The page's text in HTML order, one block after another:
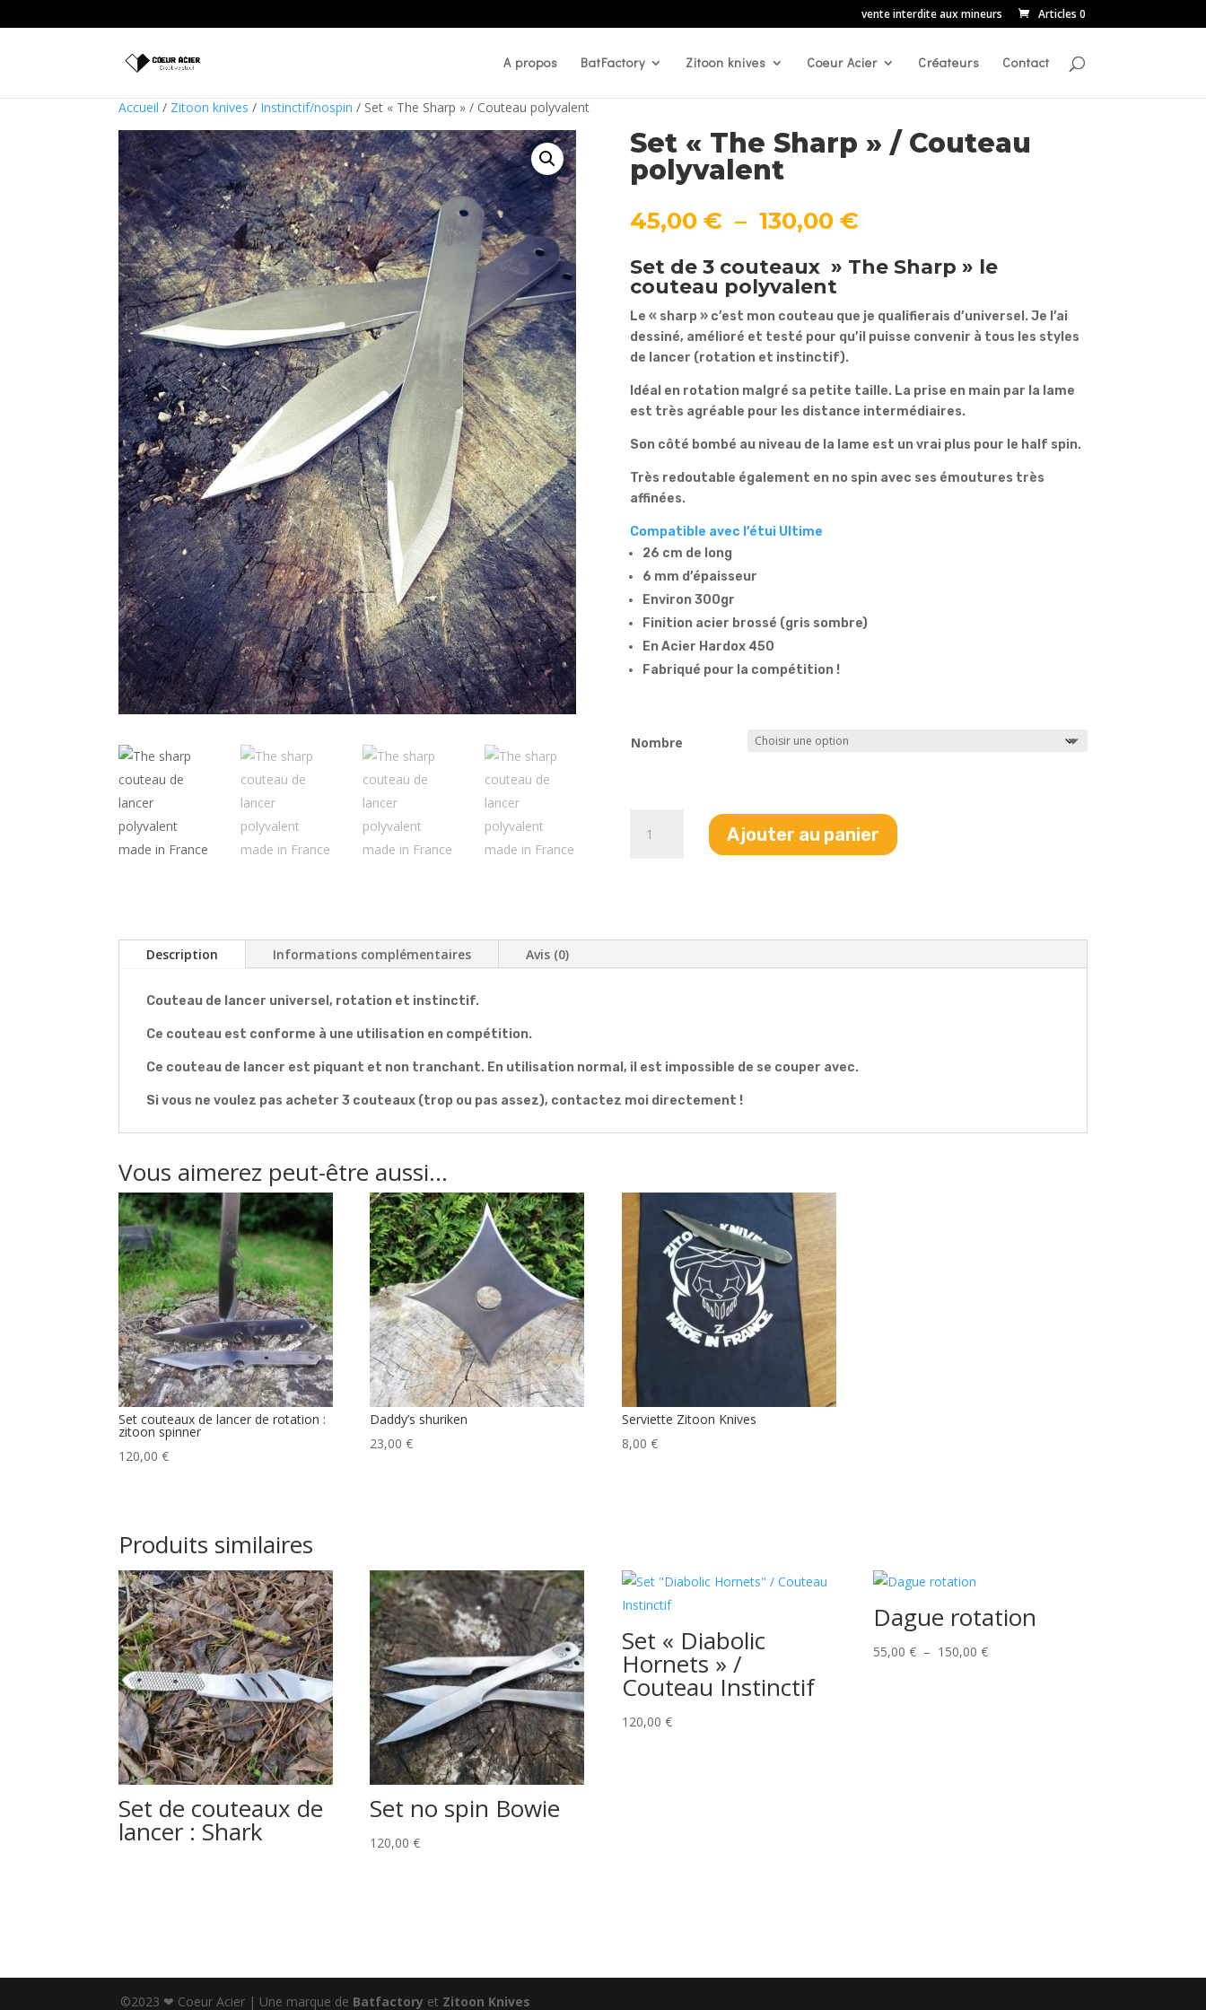
vente interdite aux mineurs Articles 0
A propos BatFactory Zitoon knives Coeur Acier Créateurs Contact
Accueil / Zitoon knives / Instinctif/nospin / Set « The Sharp » / Couteau polyvalent
Set « The Sharp » / Couteau
polyvalent
45,00 € – 130,00 €Plage
prix :
45,00 €
130,00 €
Set de 3 couteaux » The Sharp » le
couteau polyvalent
Le « sharp » c’est mon couteau que je qualifierais d’universel. Je l’ai
dessiné, amélioré et testé pour qu’il puisse convenir à tous les styles
de lancer (rotation et instinctif).
Idéal en rotation malgré sa petite taille. La prise en main par la lame
est très agréable pour les distance intermédiaires.
Son côté bombé au niveau de la lame est un vrai plus pour le half spin.
Très redoutable également en no spin avec ses émoutures très
affinées.
Compatible avec l’étui Ultime
26 cm de long
6 mm d’épaisseur
Environ 300gr
Finition acier brossé (gris sombre)
En Acier Hardox 450
Fabriqué pour la compétition !
Nombre
Couteau
polyvalent
Ajouter au panier
Description Informations complémentaires Avis (0)
Couteau de lancer universel, rotation et instinctif.
Ce couteau est conforme à une utilisation en compétition.
Ce couteau de lancer est piquant et non tranchant. En utilisation normal, il est impossible de se couper avec.
Si vous ne voulez pas acheter 3 couteaux (trop ou pas assez), contactez moi directement !
Vous aimerez peut-être aussi…
Set couteaux de lancer de rotation :
zitoon spinner
120,00 €
Daddy’s shuriken
23,00€
Serviette Zitoon Knives
8,00 €
Produits similaires
Set de couteaux de
lancer : Shark
Set no spin Bowie
120,00€
Set « Diabolic
Hornets » /
Couteau Instinctif
120,00 €
Dague rotation
55,00 € – 150,00 €Plage
©2023 ❤ Coeur Acier | Une marque de Batfactory et Zitoon Knives